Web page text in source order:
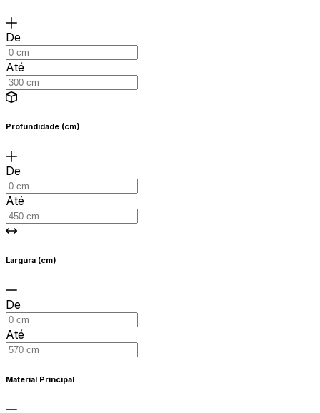
De
Até
Profundidade (cm)
De
Até
Largura (cm)
De
Até
Material Principal